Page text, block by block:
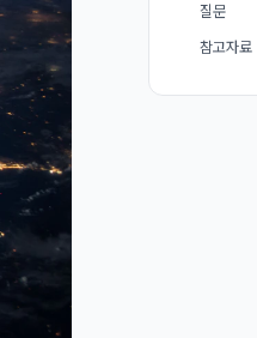
질문
참고자료